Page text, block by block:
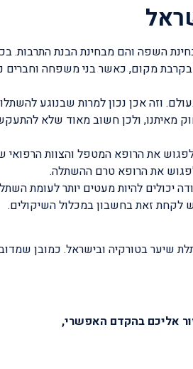
השפה והם מבחינת הבנת התרבות.
מקום, כאשר בני משפחה וחברים
וזה אכן נכון למרות שבנוגע
מאיתנו, ולכן חשוב מאוד שלא
את הרופא המטפל והצוות הרפואי
את הרופא טרם ההשתלה.
יכולים להיות מעטים יותר לעומת
יש לקחת זאת בחשבון במכלול השיקולים.
שיער בטורקיה ובישראל. כמובן
אליכם בהקדם האפשרי,